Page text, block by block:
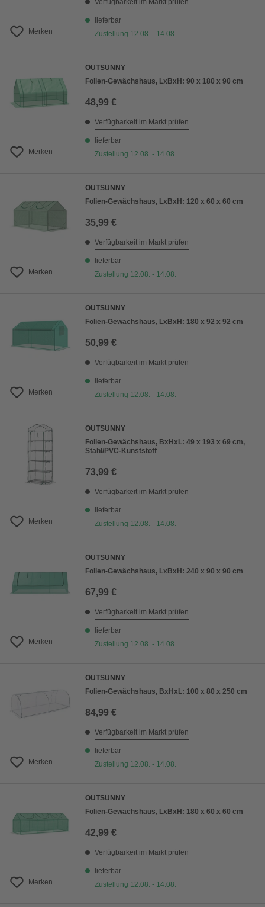
Merken
Verfügbarkeit im Markt prüfen
lieferbar
Zustellung 12.08. - 14.08.
Merken
OUTSUNNY
Folien-Gewächshaus, LxBxH: 90 x 180 x 90 cm
48,99 €
Verfügbarkeit im Markt prüfen
lieferbar
Zustellung 12.08. - 14.08.
Merken
OUTSUNNY
Folien-Gewächshaus, LxBxH: 120 x 60 x 60 cm
35,99 €
Verfügbarkeit im Markt prüfen
lieferbar
Zustellung 12.08. - 14.08.
Merken
OUTSUNNY
Folien-Gewächshaus, LxBxH: 180 x 92 x 92 cm
50,99 €
Verfügbarkeit im Markt prüfen
lieferbar
Zustellung 12.08. - 14.08.
Merken
OUTSUNNY
Folien-Gewächshaus, BxHxL: 49 x 193 x 69 cm,
Stahl/PVC-Kunststoff
73,99 €
Verfügbarkeit im Markt prüfen
lieferbar
Zustellung 12.08. - 14.08.
Merken
OUTSUNNY
Folien-Gewächshaus, LxBxH: 240 x 90 x 90 cm
67,99 €
Verfügbarkeit im Markt prüfen
lieferbar
Zustellung 12.08. - 14.08.
Merken
OUTSUNNY
Folien-Gewächshaus, BxHxL: 100 x 80 x 250 cm
84,99 €
Verfügbarkeit im Markt prüfen
lieferbar
Zustellung 12.08. - 14.08.
Merken
OUTSUNNY
Folien-Gewächshaus, LxBxH: 180 x 60 x 60 cm
42,99 €
Verfügbarkeit im Markt prüfen
lieferbar
Zustellung 12.08. - 14.08.